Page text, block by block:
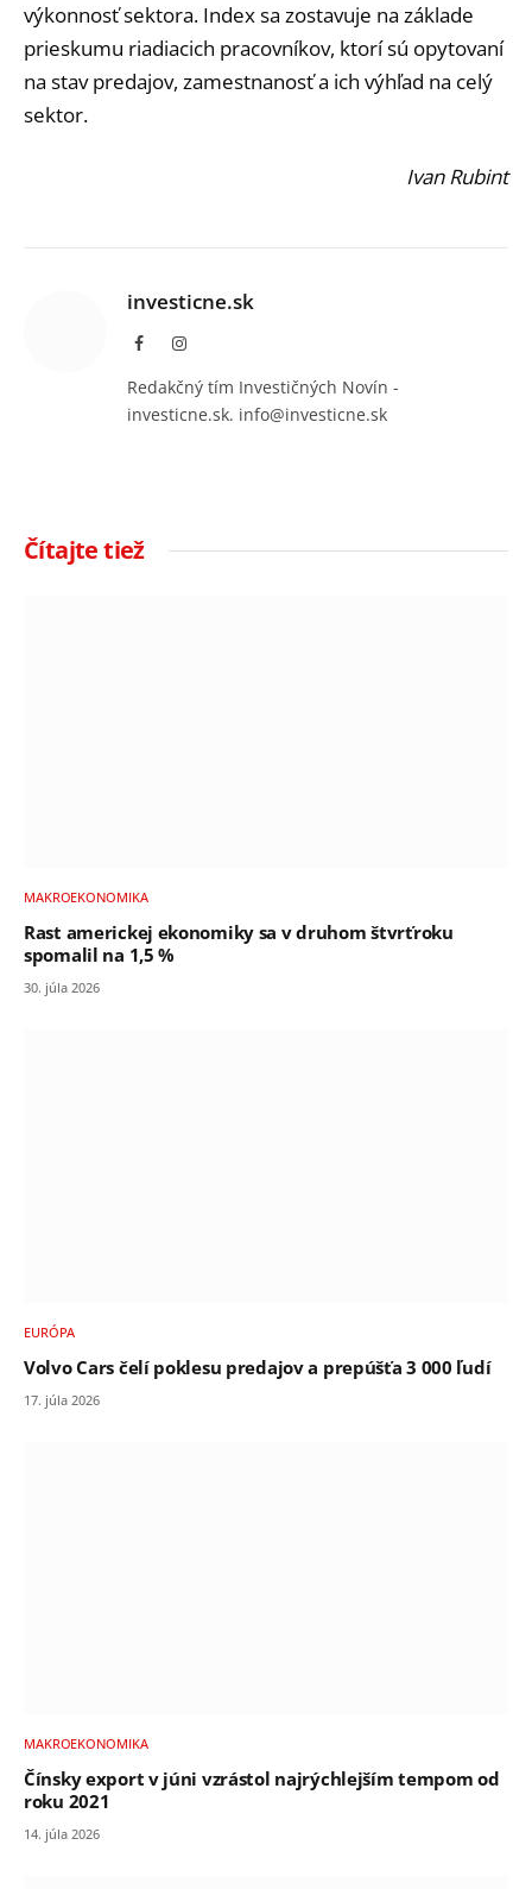
výkonnosť sektora. Index sa zostavuje na základe
prieskumu riadiacich pracovníkov, ktorí sú opytovaní
na stav predajov, zamestnanosť a ich výhľad na celý
sektor.
Ivan Rubint
investicne.sk
FacebookInstagram
Redakčný tím Investičných Novín -
investicne.sk. info@investicne.sk
Čítajte tiež
MAKROEKONOMIKA
Rast americkej ekonomiky sa v druhom štvrťroku
spomalil na 1,5 %
30. júla 2026
EURÓPA
Volvo Cars čelí poklesu predajov a prepúšťa 3 000 ľudí
17. júla 2026
MAKROEKONOMIKA
Čínsky export v júni vzrástol najrýchlejším tempom od
roku 2021
14. júla 2026